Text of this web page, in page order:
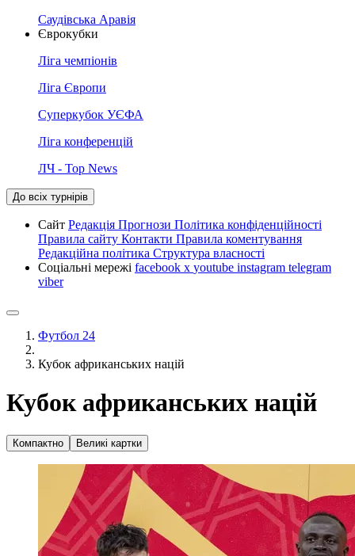
Саудівська Аравія
Єврокубки
Ліга чемпіонів
Ліга Європи
Суперкубок УЄФА
Ліга конференцій
ЛЧ - Top News
До всіх турнірів
Сайт Редакція Прогнози Політика конфіденційності
Правила сайту Контакти Правила коментування
Редакційна політика Структура власності
Соціальні мережі facebook x youtube instagram telegram
viber
Футбол 24
Кубок африканських націй
Кубок африканських націй
Компактно Великі картки